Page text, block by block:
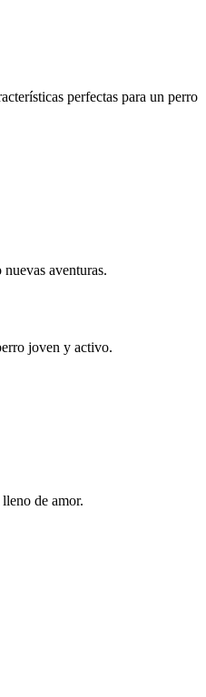
perfectas para un perro
aventuras.
joven y activo.
de amor.